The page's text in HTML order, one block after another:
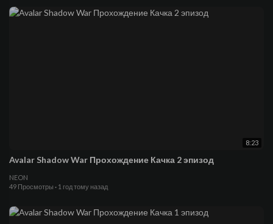
8:23
Avalar Shadow War Прохождение Качка 2 эпизод
NEON
49 Просмотры · 1 год тому назад